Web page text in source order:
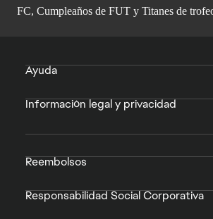
FC, Cumpleaños de FUT y Titanes de
Ayuda
Información legal y privacidad
Reembolsos
Responsabilidad Social Corporativa